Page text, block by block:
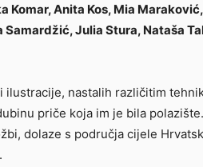
Komar, Anita Kos, Mia
Julia Stura, Nataša
nastalih različitim
priče koja im je bila polazište.
dolaze s područja cijele